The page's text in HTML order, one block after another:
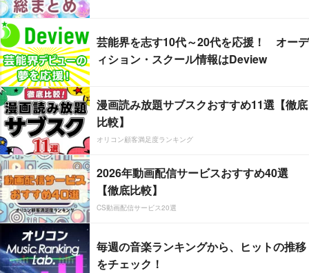
芸能界を志す10代～20代を応援！ オーデ
ィション・スクール情報はDeview
漫画読み放題サブスクおすすめ11選【徹底
比較】
オリコン顧客満足度ランキング
2026年動画配信サービスおすすめ40選
【徹底比較】
CS動画配信サービス20選
毎週の音楽ランキングから、ヒットの推移
をチェック！